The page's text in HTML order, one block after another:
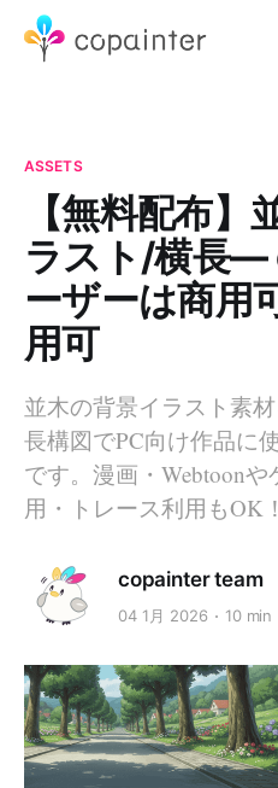
ASSETS
【無料配布】
ラスト/横長
ーザーは商用
用可
並木の背景イラスト素
長構図でPC向け作品に
です。漫画・Webtoon
用・トレース利用もOK！
copainter team
04 1月 2026 10 min